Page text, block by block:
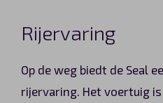
Rijervaring
Op de weg biedt de Seal
rijervaring. Het voertuig